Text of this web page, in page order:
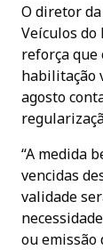
O diretor
Veículos do
reforça que
habilitação
agosto
“A medida
vencidas
validade
ou emissão